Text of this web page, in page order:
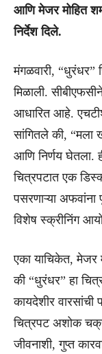
आणि मेजर मोहित
निर्देश दिले.
मंगळवारी, “धुरंधर”
मिळाली.
आधारित आहे.
सांगितले की, “मला
आणि निर्णय घेतला.
चित्रपटात एक
पसरणाऱ्या अफवांना
विशेष स्क्रीनिंग
एका याचिकेत, मेजर
की “धुरंधर” हा
कायदेशीर वारसांची
चित्रपट अशोक चक्र
जीवनाशी, गुप्त